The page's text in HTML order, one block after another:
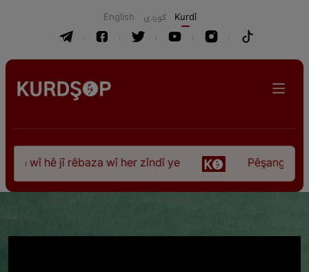
English كوردی Kurdî
hê jî rêbaza wî her zîndî ye Pêşangeha